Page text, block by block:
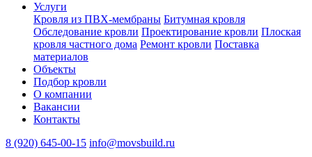
Услуги
Кровля из ПВХ-мембраны Битумная кровля
Обследование кровли Проектирование кровли Плоская
кровля частного дома Ремонт кровли Поставка
материалов
Объекты
Подбор кровли
О компании
Вакансии
Контакты
8 (920) 645-00-15 info@movsbuild.ru